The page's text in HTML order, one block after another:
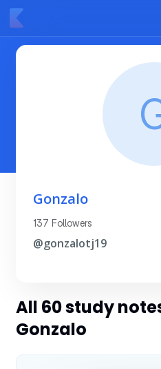
Gonzalo
137 Followers
@gonzalotj19
All 60 study
Gonzalo